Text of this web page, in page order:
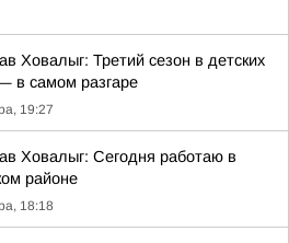
Ховалыг: Третий сезон в детских
в самом разгаре
19:27
Ховалыг: Сегодня работаю в
районе
18:18